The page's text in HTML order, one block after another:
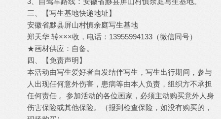
三、【写生基地快递地址】
安徽省黟县屏山村慎余庭写生基地
郑天华 转×××收，电话：13955994133（微信同号）
★画材供应：自备。
四、【免责声明】
本活动由写生爱好者自发结伴写生，写生出行期间，参与
人出现任何意外伤害，患病等由本人负责，组织方不承担
任何责任 。参加活动的各位画家，必须主动购买意外人身
伤害保险或其他保险。（报到检查保险，如没有购买的，